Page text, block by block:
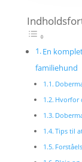
En
familiehund
Hvorfor
Tips til